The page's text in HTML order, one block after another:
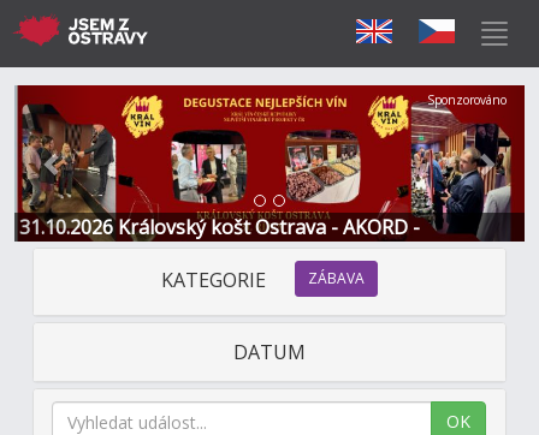
31.10.2026 Královský košt Ostrava - AKORD -
Restaurace a Hotel
Předchozí Další
Sponzorováno
KATEGORIE ZÁBAVA
DATUM
OK